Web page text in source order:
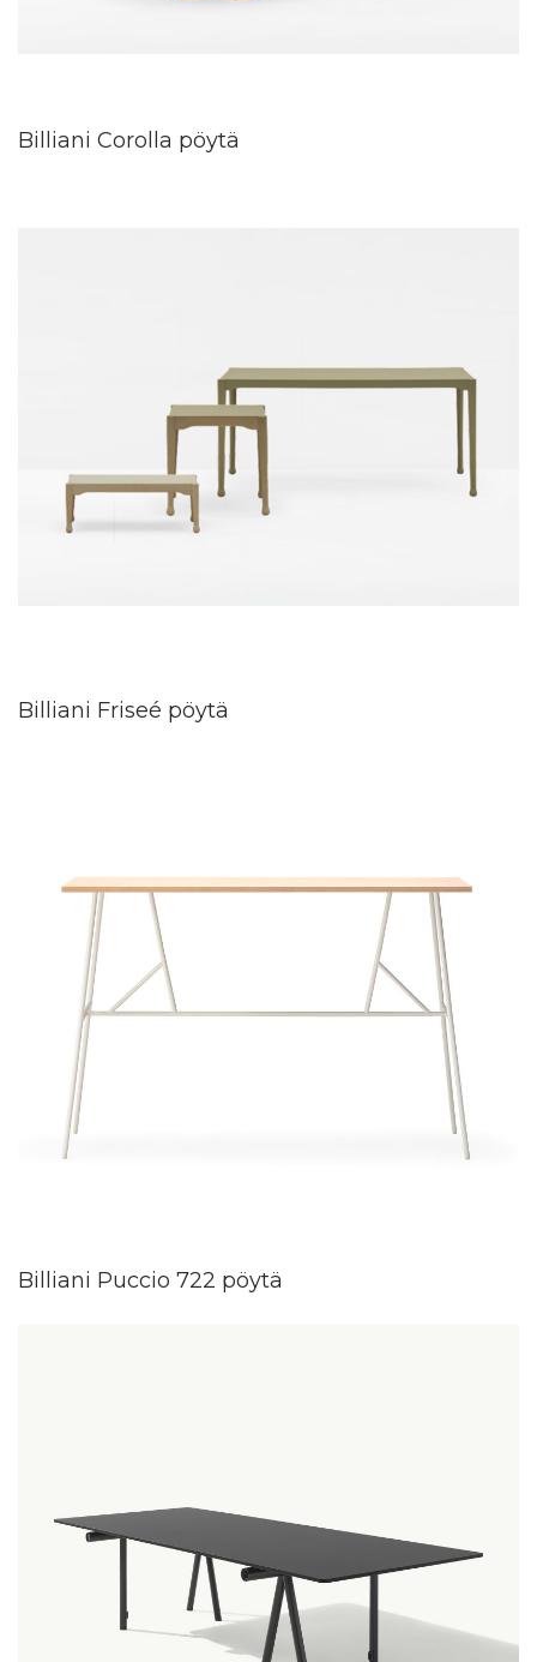
Billiani Corolla pöytä
Billiani Friseé pöytä
Billiani Puccio 722 pöytä